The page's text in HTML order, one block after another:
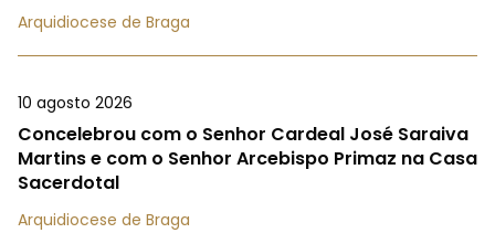
Arquidiocese de Braga
10 agosto 2026
Concelebrou com o Senhor Cardeal José Saraiva
Martins e com o Senhor Arcebispo Primaz na Casa
Sacerdotal
Arquidiocese de Braga